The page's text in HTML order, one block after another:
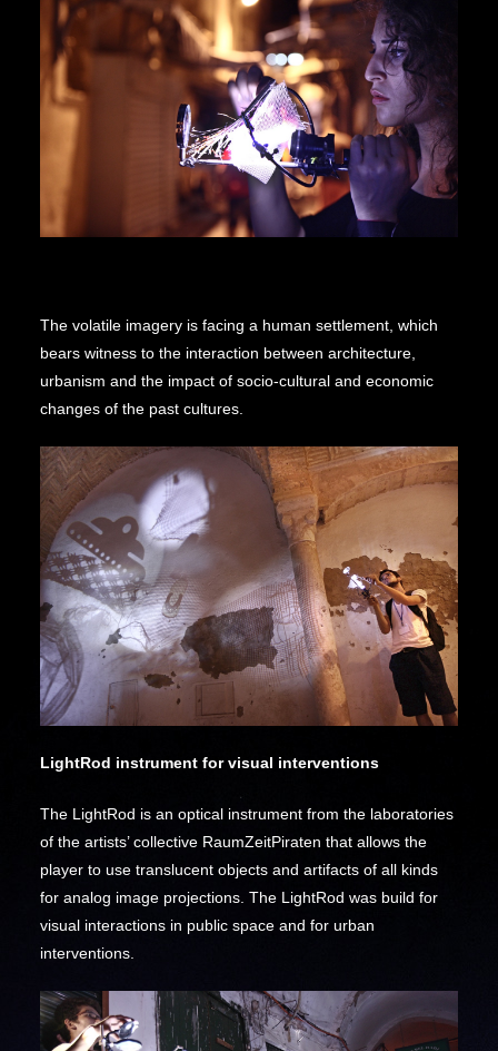
The volatile imagery is facing a human settlement, which
bears witness to the interaction between architecture,
urbanism and the impact of socio-cultural and economic
changes of the past cultures.
LightRod instrument for visual interventions
The LightRod is an optical instrument from the laboratories
of the artists’ collective RaumZeitPiraten that allows the
player to use translucent objects and artifacts of all kinds
for analog image projections. The LightRod was build for
visual interactions in public space and for urban
interventions.